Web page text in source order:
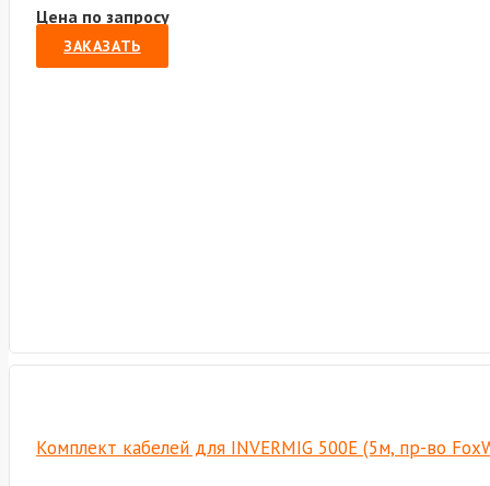
Цена по запросу
ЗАКАЗАТЬ
Комплект кабелей для INVERMIG 500E (5м, пр-во